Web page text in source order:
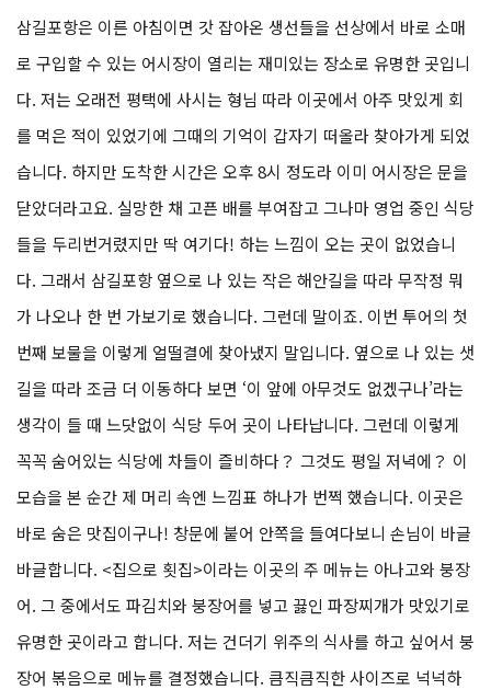
삼길포항은 이른 아침이면 갓 잡아온 생선들을 선상에서 바로 소매
로 구입할 수 있는 어시장이 열리는 재미있는 장소로 유명한 곳입니
다. 저는 오래전 평택에 사시는 형님 따라 이곳에서 아주 맛있게 회
를 먹은 적이 있었기에 그때의 기억이 갑자기 떠올라 찾아가게 되었
습니다. 하지만 도착한 시간은 오후 8시 정도라 이미 어시장은 문을
닫았더라고요. 실망한 채 고픈 배를 부여잡고 그나마 영업 중인 식당
들을 두리번거렸지만 딱 여기다! 하는 느낌이 오는 곳이 없었습니
다. 그래서 삼길포항 옆으로 나 있는 작은 해안길을 따라 무작정 뭐
가 나오나 한 번 가보기로 했습니다. 그런데 말이죠. 이번 투어의 첫
번째 보물을 이렇게 얼떨결에 찾아냈지 말입니다. 옆으로 나 있는 샛
길을 따라 조금 더 이동하다 보면 ‘이 앞에 아무것도 없겠구나’라는
생각이 들 때 느닷없이 식당 두어 곳이 나타납니다. 그런데 이렇게
꼭꼭 숨어있는 식당에 차들이 즐비하다？ 그것도 평일 저녁에？ 이
모습을 본 순간 제 머리 속엔 느낌표 하나가 번쩍 했습니다. 이곳은
바로 숨은 맛집이구나! 창문에 붙어 안쪽을 들여다보니 손님이 바글
바글합니다. <집으로 횟집>이라는 이곳의 주 메뉴는 아나고와 붕장
어. 그 중에서도 파김치와 붕장어를 넣고 끓인 파장찌개가 맛있기로
유명한 곳이라고 합니다. 저는 건더기 위주의 식사를 하고 싶어서 붕
장어 볶음으로 메뉴를 결정했습니다. 큼직큼직한 사이즈로 넉넉하